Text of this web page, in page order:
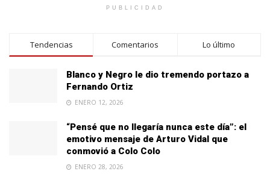
PUBLICIDAD
Tendencias Comentarios Lo último
Blanco y Negro le dio tremendo portazo a
Fernando Ortiz
ENERO 12, 2026
“Pensé que no llegaría nunca este día”: el
emotivo mensaje de Arturo Vidal que
conmovió a Colo Colo
ENERO 28, 2026